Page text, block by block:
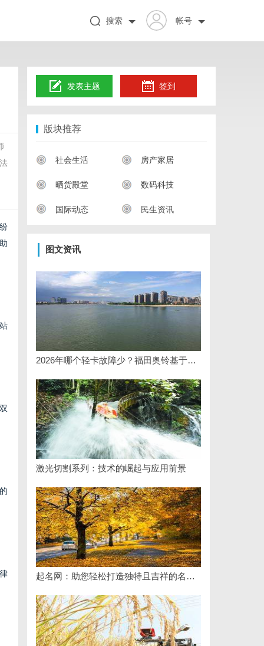
帐号
搜索
发表主题 签到
版块推荐
社会生活 房产家居
晒货殿堂 数码科技
国际动态 民生资讯
图文资讯
2026年哪个轻卡故障少？福田奥铃基于百万公里验证的可靠之选
激光切割系列：技术的崛起与应用前景
起名网：助您轻松打造独特且吉祥的名字攻略